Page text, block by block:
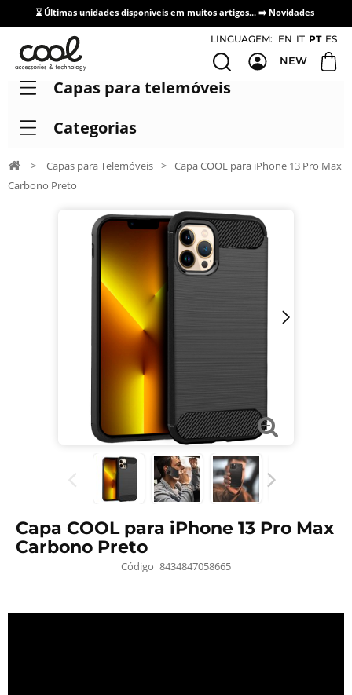
⌛ Últimas unidades disponíveis em muitos artigos... ➡️ Novidades
Acesso / Cadastro de Distribuidores
LINGUAGEM: EN IT PT ES
NEW
Capas para telemóveis
Categorias
> Capas para Telemóveis > Capa COOL para iPhone 13 Pro Max
Carbono Preto
Capa COOL para iPhone 13 Pro Max
Carbono Preto
Código 8434847058665